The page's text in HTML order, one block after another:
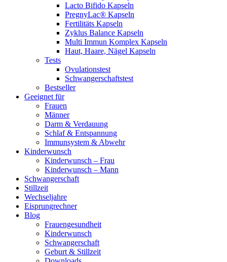
Lacto Bifido Kapseln
PregnyLac® Kapseln
Fertilitäts Kapseln
Zyklus Balance Kapseln
Multi Immun Komplex Kapseln
Haut, Haare, Nägel Kapseln
Tests
Ovulationstest
Schwangerschaftstest
Bestseller
Geeignet für
Frauen
Männer
Darm & Verdauung
Schlaf & Entspannung
Immunsystem & Abwehr
Kinderwunsch
Kinderwunsch – Frau
Kinderwunsch – Mann
Schwangerschaft
Stillzeit
Wechseljahre
Eisprungrechner
Blog
Frauengesundheit
Kinderwunsch
Schwangerschaft
Geburt & Stillzeit